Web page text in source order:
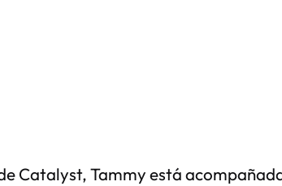
Catalyst, Tammy está